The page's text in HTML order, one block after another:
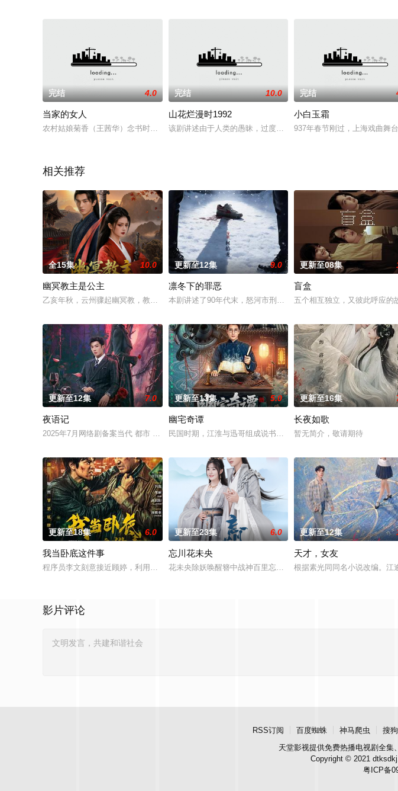
完结 4.0
当家的女人
农村姑娘菊香（王茜华）念书时成绩优秀，高中毕业本可以保送生资格进入大学，不想却因关系不够硬
完结 10.0
山花烂漫时1992
该剧讲述由于人类的愚昧，过度的向大自然进行索取，一千多年
完结
小白玉霜
937年春节刚过，上海戏曲舞
相关推荐
全15集 10.0
幽冥教主是公主
乙亥年秋，云州骤起幽冥教，教主独孤晴专杀薄情负心德行有亏之辈。太子夏无双和好兄弟张小峰奉皇命
更新至12集 9.0
凛冬下的罪恶
本剧讲述了90年代末，怒河市刑侦支队在无普及监控、无DNA鉴定
更新至08集
盲盒
五个相互独立，又彼此呼应的
更新至12集 7.0
夜语记
2025年7月网络剧备案当代 都市 海南越酷文化传媒有限公司
更新至13集 5.0
幽宅奇谭
民国时期，江淮与迅哥组成说书班子，偶遇“白天人住屋，晚上鬼占
更新至16集
长夜如歌
暂无简介，敬请期待
更新至18集 6.0
我当卧底这件事
程序员李文刻意接近顾婷，利用顾炎女儿奴的属性，请求老炮儿顾炎带自己用程序员身份卧底电诈集团
更新至23集 6.0
忘川花未央
花未央除妖唤醒簪中战神百里忘川元神，二人共感相连，一同寻仙
更新至12集
天才，女友
根据素光同同名小说改编。江
影片评论
RSS订阅 百度蜘蛛 神马爬虫 搜
天堂影视提供免费热播电视剧全集
Copyright © 2021
粤ICP备